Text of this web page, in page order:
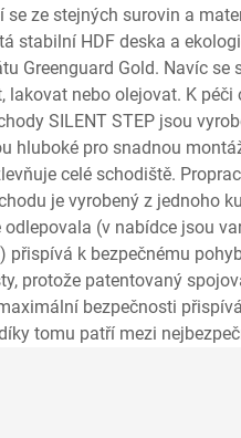
ze stejných surovin a
stabilní HDF deska a
Greenguard Gold. Navíc se
lakovat nebo olejovat. K
SILENT STEP jsou
hluboké pro snadnou
celé schodiště.
je vyrobený z jednoho
odlepovala (v nabídce jsou
přispívá k bezpečnému
protože patentovaný
bezpečnosti
tomu patří mezi